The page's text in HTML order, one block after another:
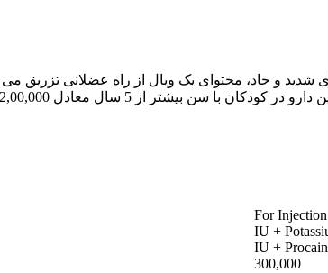
محتوای یک ویال از راه عضلانی تزریق می شود.در عفونت های مزمن دارای عواقب،
بیشتر از 5 سال معادل 1,2,00,000-300,000 واحد می باشد.
For
300,000